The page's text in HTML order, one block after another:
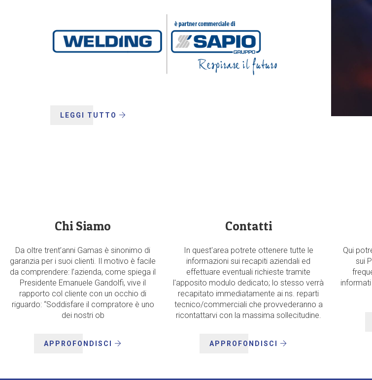
LEGGI TUTTO
Chi Siamo
Da oltre trent’anni Gamas è sinonimo di
garanzia per i suoi clienti. Il motivo è facile
da comprendere: l’azienda, come spiega il
Presidente Emanuele Gandolfi, vive il
rapporto col cliente con un occhio di
riguardo: “Soddisfare il compratore è uno
dei nostri ob
APPROFONDISCI
Contatti
In quest'area potrete ottenere tutte le
informazioni sui recapiti aziendali ed
effettuare eventuali richieste tramite
l'apposito modulo dedicato; lo stesso verrà
recapitato immediatamente ai ns. reparti
tecnico/commerciali che provvederanno a
ricontattarvi con la massima sollecitudine.
APPROFONDISCI
Qui
sui